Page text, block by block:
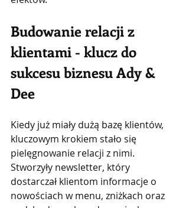
Budowanie relacji z
klientami - klucz do
sukcesu biznesu Ady &
Dee
Kiedy już miały dużą bazę klientów,
kluczowym krokiem stało się
pielęgnowanie relacji z nimi.
Stworzyły newsletter, który
dostarczał klientom informacje o
nowościach w menu, zniżkach oraz